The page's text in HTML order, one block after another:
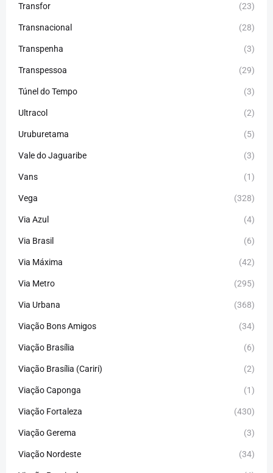
Transfor (23)
Transnacional (28)
Transpenha (3)
Transpessoa (29)
Túnel do Tempo (3)
Ultracol (2)
Uruburetama (5)
Vale do Jaguaribe (3)
Vans (1)
Vega (328)
Via Azul (4)
Via Brasil (6)
Via Máxima (42)
Via Metro (295)
Via Urbana (368)
Viação Bons Amigos (34)
Viação Brasília (6)
Viação Brasília (Cariri) (2)
Viação Caponga (1)
Viação Fortaleza (430)
Viação Gerema (3)
Viação Nordeste (34)